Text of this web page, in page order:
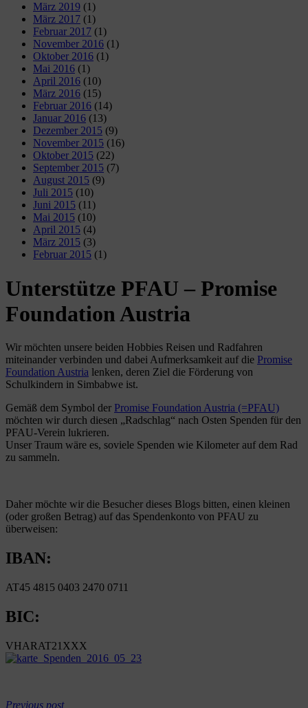
März 2019 (1)
März 2017 (1)
Februar 2017 (1)
November 2016 (1)
Oktober 2016 (1)
Mai 2016 (1)
April 2016 (10)
März 2016 (15)
Februar 2016 (14)
Januar 2016 (13)
Dezember 2015 (9)
November 2015 (16)
Oktober 2015 (22)
September 2015 (7)
August 2015 (9)
Juli 2015 (10)
Juni 2015 (11)
Mai 2015 (10)
April 2015 (4)
März 2015 (3)
Februar 2015 (1)
Unterstütze PFAU – Promise
Foundation Austria
Wir möchten unsere beiden Hobbies Reisen und Radfahren
miteinander verbinden und dabei Aufmerksamkeit auf die Promise
Foundation Austria lenken, deren Ziel die Förderung von
Schulkindern in Simbabwe ist.
Gemäß dem Symbol der Promise Foundation Austria (=PFAU)
möchten wir durch diesen „Radschlag“ nach Osten Spenden für den
PFAU-Verein lukrieren.
Unser Traum wäre es, soviele Spenden wie Kilometer auf dem Rad
zu sammeln.
Daher möchte wir die Besucher dieses Blogs bitten, einen kleinen
(oder großen Betrag) auf das Spendenkonto von PFAU zu
überweisen:
IBAN:
AT45 4815 0403 2470 0711
BIC:
VHARAT21XXX
Previous post